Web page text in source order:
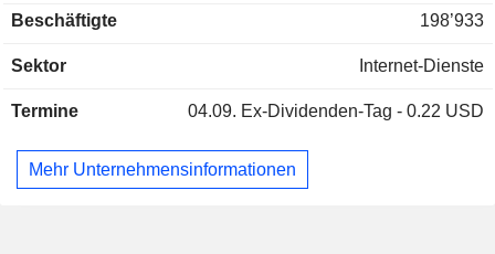
Cayman Islands
0.1%
Spanien
0.09%
Brasilien
die mit den Steuerungsprogrammen für Thermostate,
Forschung und Entwicklung im Bereich Biotechnologie
und degenerativen Erkrankungen; - Forschung im Bereich
Investmentdienstleistungen: Verwaltung eines
Investmentfonds für junge Unternehmen, die im Bereich
Beschäftigte 198’933
Sektor Internet-Dienste
Termine 04.09. Ex-Dividenden-Tag - 0.22 USD
Mehr Unternehmensinformationen